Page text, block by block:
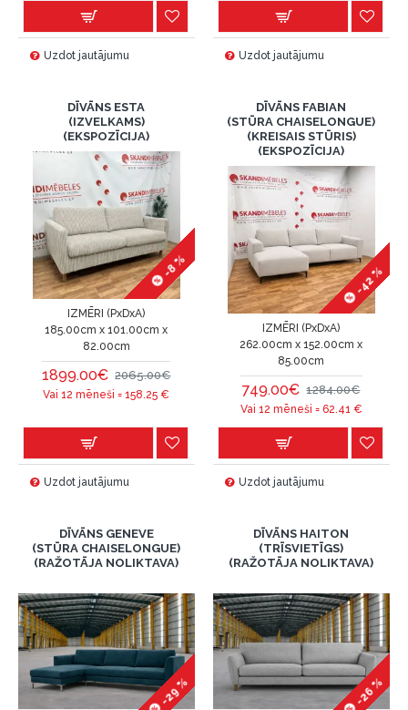
Uzdot jautājumu Uzdot jautājumu
DĪVĀNS ESTA
(IZVELKAMS)
(EKSPOZĪCIJA)
-8 %
IZMĒRI (PxDxA)
185.00cm x 101.00cm x
82.00cm
1899.00€ 2065.00€
Vai 12 mēneši =158.25 €
Uzdot jautājumu
DĪVĀNS FABIAN
(STŪRA CHAISELONGUE)
(KREISAIS STŪRIS)
(EKSPOZĪCIJA)
-42 %
IZMĒRI (PxDxA)
262.00cm x 152.00cm x
85.00cm
749.00€ 1284.00€
Vai 12 mēneši = 62.41 €
Uzdot jautājumu
DĪVĀNS GENEVE
(STŪRA CHAISELONGUE)
(RAŽOTĀJA NOLIKTAVA)
-29 %
DĪVĀNS HAITON
(TRĪSVIETĪGS)
(RAŽOTĀJA NOLIKTAVA)
-26 %